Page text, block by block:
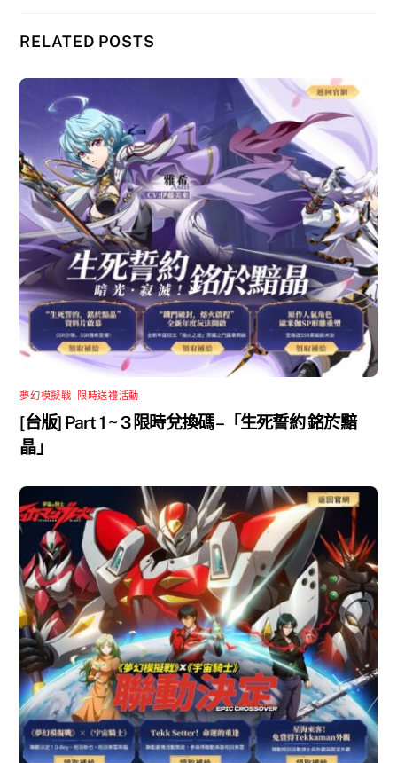
RELATED POSTS
夢幻模擬戰 限時送禮活動
[台版] Part 1 ~ 3 限時兌換碼 –「生死誓約 銘於黯
晶」